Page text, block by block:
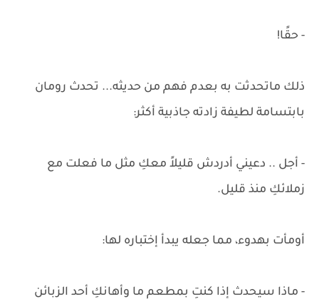
- حقًا!
ذلك ماتحدثت به بعدم فهم من حديثه... تحدث رومان
بابتسامة لطيفة زادته جاذبية أكثر:
- أجل .. دعيني أدردش قليلاً معكِ مثل ما فعلت مع
زملائكِ منذ قليل.
أومأت بهدوء، مما جعله يبدأ إختباره لها:
- ماذا سيحدث إذا كنتِ بمطعم ما وأهانكِ أحد الزبائن